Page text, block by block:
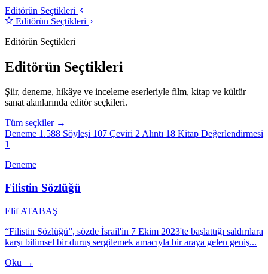
Editörün Seçtikleri
Editörün Seçtikleri
Editörün Seçtikleri
Editörün Seçtikleri
Şiir, deneme, hikâye ve inceleme eserleriyle film, kitap ve kültür
sanat alanlarında editör seçkileri.
Tüm seçkiler →
Deneme 1.588 Söyleşi 107 Çeviri 2Alıntı 18 Kitap Değerlendirmesi
1
Deneme
Filistin Sözlüğü
Elif ATABAŞ
“Filistin Sözlüğü”, sözde İsrail'in 7 Ekim 2023'te başlattığı saldırılara
karşı bilimsel bir duruş sergilemek amacıyla bir araya gelen geniş...
Oku →